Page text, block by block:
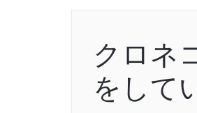
クロネ
をして